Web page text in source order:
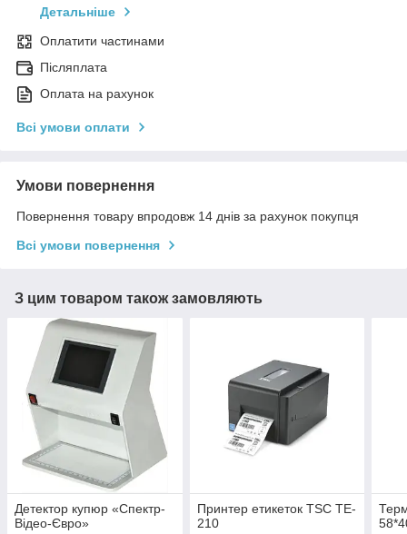
Детальніше
Оплатити частинами
Післяплата
Оплата на рахунок
Всі умови оплати
Умови повернення
Повернення товару впродовж 14 днів за рахунок покупця
Всі умови повернення
З цим товаром також замовляють
Детектор купюр «Спектр-
Відео-Євро»
Принтер етикеток TSC TE-
210